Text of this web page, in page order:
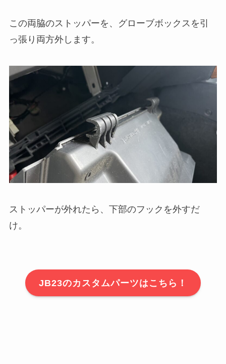
この両脇のストッパーを、グローブボックスを引
っ張り両方外します。
ストッパーが外れたら、下部のフックを外すだ
け。
JB23のカスタムパーツはこちら！